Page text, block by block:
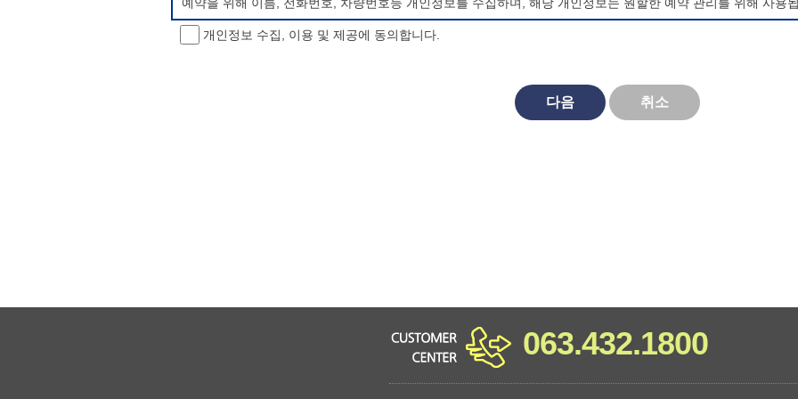
개인정보 처리방침 변경
개인정보 수집, 이용 및 제공에 동의합니다.
다음 취소
063.432.1800